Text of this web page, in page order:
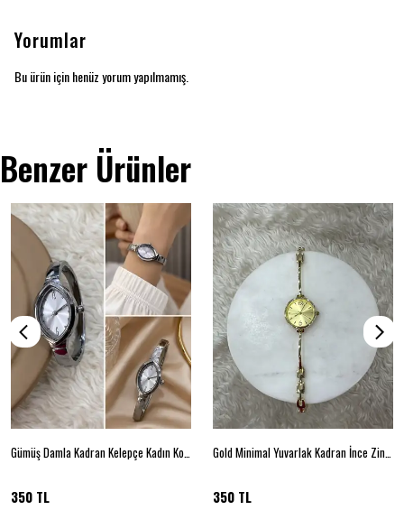
Yorumlar
Bu ürün için henüz yorum yapılmamış.
Benzer Ürünler
Gümüş Damla Kadran Kelepçe Kadın Kol Saati
350 TL
Gold Minimal Yuvarlak Kadran İnce Zincir Kadın Kol Saati
350 TL